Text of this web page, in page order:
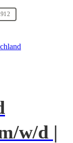
w/d |